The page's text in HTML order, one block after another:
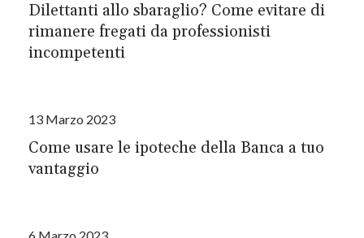
Dilettanti allo sbaraglio? Come evitare di
rimanere fregati da professionisti
incompetenti
13 Marzo 2023
Come usare le ipoteche della Banca a tuo
vantaggio